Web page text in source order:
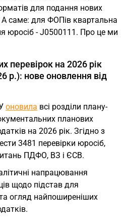
для подання нових
А саме: для ФОПів квартальна
юросіб - J0500111. Про це ми
перевірок на 2026 рік
р.): нове оновлення від
оновила всі розділи плану-
планових
на 2026 рік. Згідно з
3481 перевірки юросіб,
ПДФО, ВЗ і ЄСВ.
напрацювання
щодо підстав для
огляд найпоширеніших